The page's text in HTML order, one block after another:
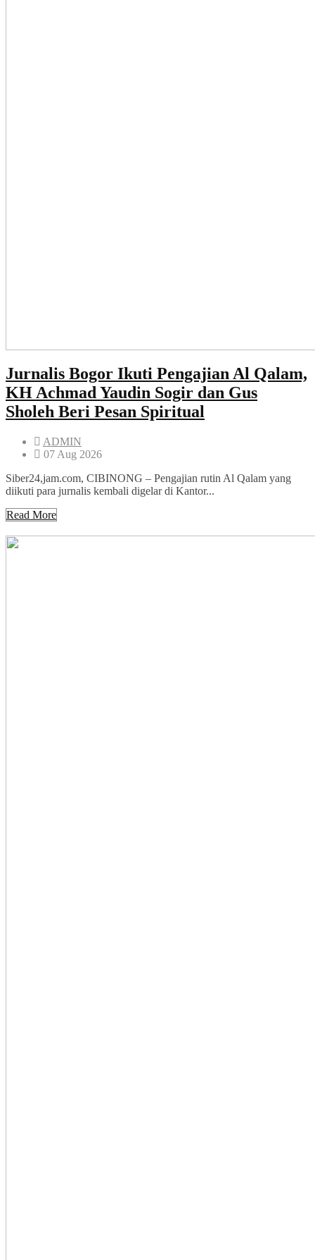
Jurnalis Bogor Ikuti Pengajian Al Qalam,
KH Achmad Yaudin Sogir dan Gus
Sholeh Beri Pesan Spiritual
ADMIN
07 Aug 2026
Siber24,jam.com, CIBINONG – Pengajian rutin Al Qalam yang
diikuti para jurnalis kembali digelar di Kantor...
Read More